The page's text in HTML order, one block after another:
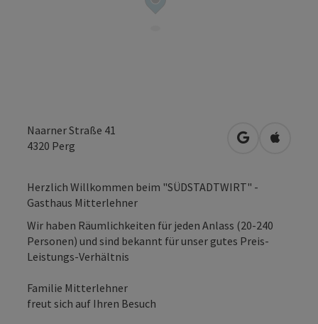
Naarner Straße 41
4320 Perg in Google
in
Herzlich Willkommen beim "SÜDSTADTWIRT" -
Gasthaus Mitterlehner
Wir haben Räumlichkeiten für jeden Anlass (20-240
Personen) und sind bekannt für unser gutes Preis-
Leistungs-Verhältnis
Familie Mitterlehner
freut sich auf Ihren Besuch